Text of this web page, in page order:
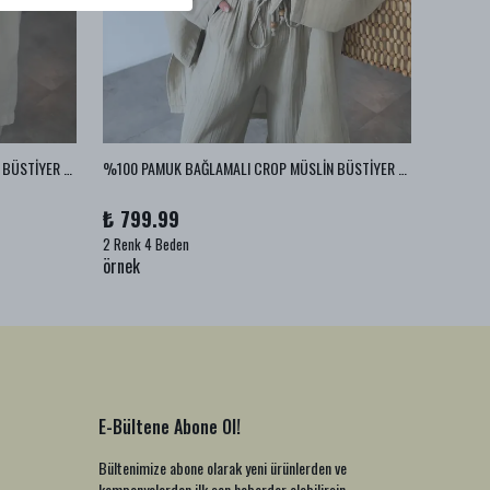
%100 PAMUK BAĞLAMALI CROP MÜSLİN BÜSTİYER - Ekru %100 PAMUK BAĞLAMALI CROP MÜSLİN BÜSTİYER - Vizon
₺ 799.99
2 Renk 4 Beden
örnek
E-Bültene Abone Ol!
Bültenimize abone olarak yeni ürünlerden ve